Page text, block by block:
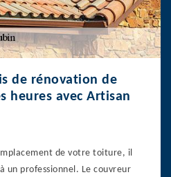
de rénovation de
heures avec Artisan
de votre toiture, il
un professionnel. Le couvreur